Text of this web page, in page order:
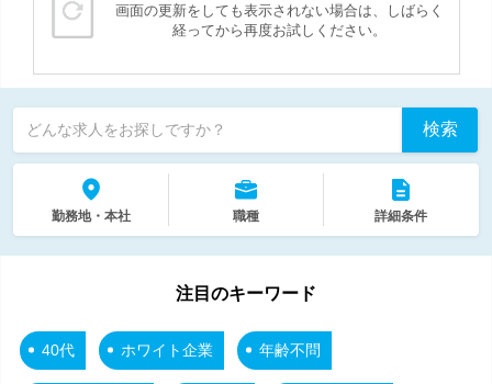
画面の更新をしても表示されない場合は、しばらく
経ってから再度お試しください。
どんな求人をお探しですか？ 検索
勤務地・本社 職種 詳細条件
注目のキーワード
40代 ホワイト企業 年齢不問